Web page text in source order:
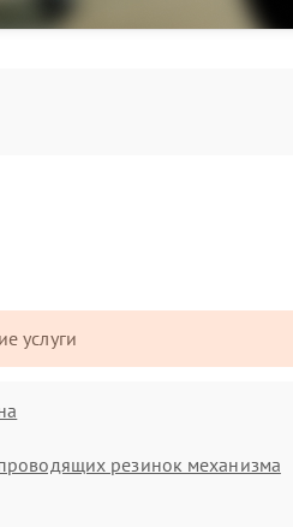
услуги
резинок механизма